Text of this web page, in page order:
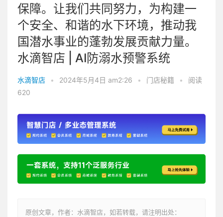
保障。让我们共同努力，为构建一
个安全、和谐的水下环境，推动我
国潜水事业的蓬勃发展贡献力量。
水滴智店 | AI防溺水预警系统
水滴智店 • 2024年5月4日 am2:26 • 门店秘籍 •
阅读
620
原创文章，作者：水滴智店，如若转载，请注明出处：